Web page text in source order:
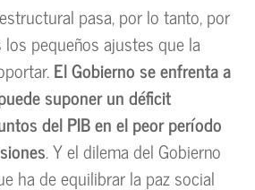
pasa, por lo tanto, por
pequeños ajustes que la
El Gobierno se enfrenta a
suponer un déficit
del PIB en el peor período
. Y el dilema del Gobierno
ha de equilibrar la paz social